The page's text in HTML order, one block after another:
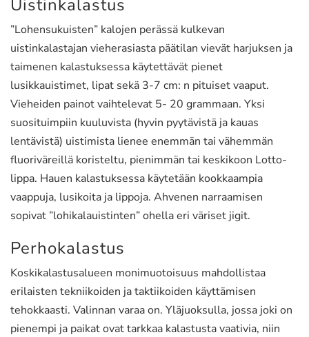
Uistinkalastus
”Lohensukuisten” kalojen perässä kulkevan
uistinkalastajan vieherasiasta päätilan vievät harjuksen ja
taimenen kalastuksessa käytettävät pienet
lusikkauistimet, lipat sekä 3-7 cm: n pituiset vaaput.
Vieheiden painot vaihtelevat 5- 20 grammaan. Yksi
suosituimpiin kuuluvista (hyvin pyytävistä ja kauas
lentävistä) uistimista lienee enemmän tai vähemmän
fluoriväreillä koristeltu, pienimmän tai keskikoon Lotto-
lippa. Hauen kalastuksessa käytetään kookkaampia
vaappuja, lusikoita ja lippoja. Ahvenen narraamisen
sopivat ”lohikalauistinten” ohella eri väriset jigit.
Perhokalastus
Koskikalastusalueen monimuotoisuus mahdollistaa
erilaisten tekniikoiden ja taktiikoiden käyttämisen
tehokkaasti. Valinnan varaa on. Yläjuoksulla, jossa joki on
pienempi ja paikat ovat tarkkaa kalastusta vaativia, niin